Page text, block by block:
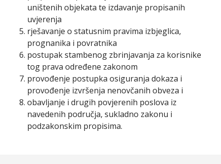
uništenih objekata te izdavanje propisanih
uvjerenja
rješavanje o statusnim pravima izbjeglica,
prognanika i povratnika
postupak stambenog zbrinjavanja za korisnike
tog prava određene zakonom
provođenje postupka osiguranja dokaza i
provođenje izvršenja nenovčanih obveza i
obavljanje i drugih povjerenih poslova iz
navedenih područja, sukladno zakonu i
podzakonskim propisima.